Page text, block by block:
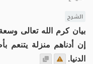
الشرح
بيان كرم الله تعالى
إن أدناهم منزلة
الدنيا.